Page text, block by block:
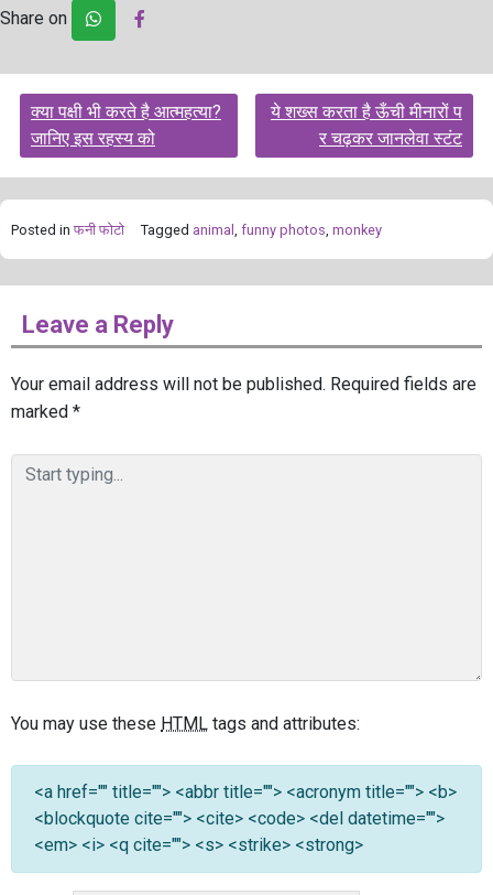
Share on
Post
navigation
क्या पक्षी भी करते है आत्महत्या?
जानिए इस रहस्य को
ये शख्स करता है ऊँची मीनारों प
र चढ़कर जानलेवा स्टंट
Posted in फनी फोटो Tagged animal funny photos monkey
Leave a Reply
Your email address will not be published. Required fields are
marked *
You may use these HTML tags and attributes:
<a href="" title=""> <abbr title=""> <acronym title=""> <b>
<blockquote cite=""> <cite> <code> <del datetime="">
<em> <i> <q cite=""> <s> <strike> <strong>